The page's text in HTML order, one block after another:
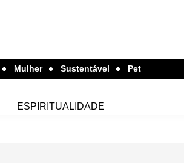
Mulher Sustentável Pet
ESPIRITUALIDADE